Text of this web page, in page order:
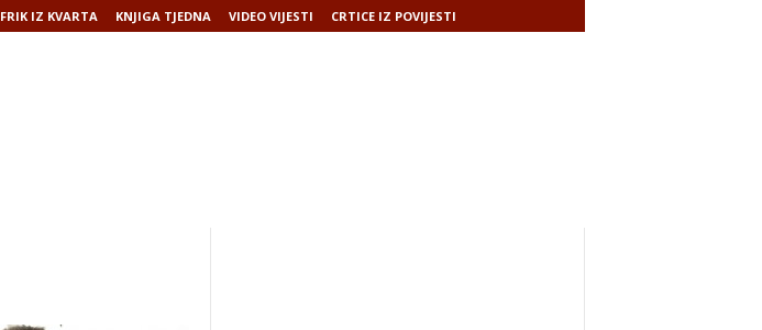
FRIK IZ KVARTA KNJIGA TJEDNA VIDEO VIJESTI CRTICE IZ POVIJESTI